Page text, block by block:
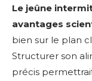
Le jeûne
avantages
bien sur le plan
Structurer son
précis